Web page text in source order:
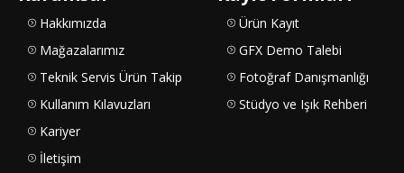
Hakkımızda
Mağazalarımız
Teknik Servis Ürün Takip
Kullanım Kılavuzları
Kariyer
İletişim
Ürün Kayıt
GFX Demo Talebi
Fotoğraf Danışmanlığı
Stüdyo ve Işık Rehberi